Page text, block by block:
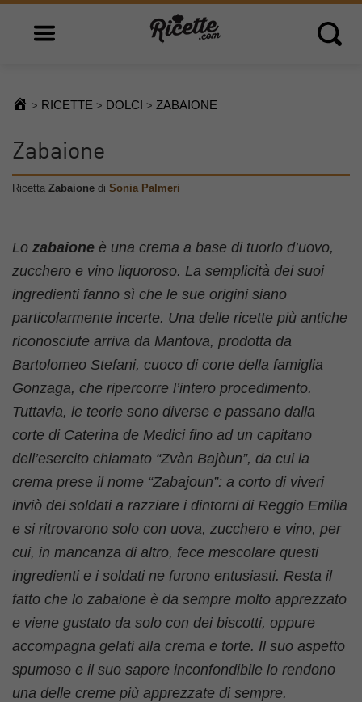
Open main menu Open
> RICETTE > DOLCI > ZABAIONE
Zabaione
Ricetta Zabaione di Sonia Palmeri
Lo zabaione è una crema a base di tuorlo d’uovo,
zucchero e vino liquoroso. La semplicità dei suoi
ingredienti fanno sì che le sue origini siano
particolarmente incerte. Una delle ricette più antiche
riconosciute arriva da Mantova, prodotta da
Bartolomeo Stefani, cuoco di corte della famiglia
Gonzaga, che ripercorre l’intero procedimento.
Tuttavia, le teorie sono diverse e passano dalla
corte di Caterina de Medici fino ad un capitano
dell’esercito chiamato “Zvàn Bajòun”, da cui la
crema prese il nome “Zabajoun”: a corto di viveri
inviò dei soldati a razziare i dintorni di Reggio Emilia
e si ritrovarono solo con uova, zucchero e vino, per
cui, in mancanza di altro, fece mescolare questi
ingredienti e i soldati ne furono entusiasti. Resta il
fatto che lo zabaione è da sempre molto apprezzato
e viene gustato da solo con dei biscotti, oppure
accompagna gelati alla crema e torte. Il suo aspetto
spumoso e il suo sapore inconfondibile lo rendono
una delle creme più apprezzate di sempre.